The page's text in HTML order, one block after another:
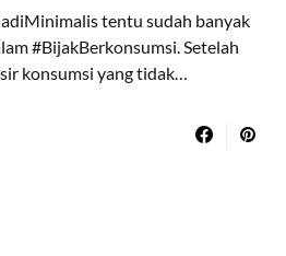
tentu sudah banyak
#BijakBerkonsumsi. Setelah
konsumsi yang tidak…